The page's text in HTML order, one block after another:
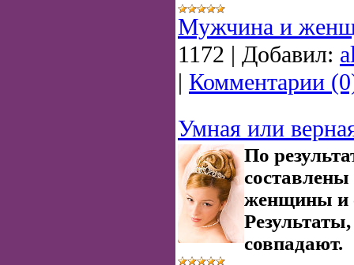
Мужчина и
1172 | Добавил:
| Комментарии
Умная или
По
женщины и
совпадают.